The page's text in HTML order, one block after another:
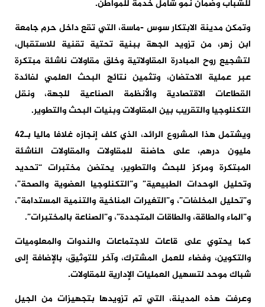
للشباب وضمان نمو شامل خدمة للمواطن.
وتمكن مدينة الابتكار سوس -ماسة، التي تقع داخل حرم جامعة
ابن زهر، من تزويد الجهة ببنية تحتية تقنية للاستقبال،
لتشجيع روح المبادرة المقاولاتية وخلق مقاولات ناشئة مبتكرة
عبر عملية الاحتضان، وتثمين نتائج البحث العلمي لفائدة
القطاعات الاقتصادية والأنظمة الصناعية للجهة، ونقل
التكنلوجيا والتقريب بين المقاولات وبنيات البحث والتطوير.
ويشتمل هذا المشروع الرائد، الذي كلف إنجازه غلافا ماليا بـ42
مليون درهم، على حاضنة للمقاولات والمقاولات الناشئة
المبتكرة ومركز للبحث والتطوير، يحتضن مختبرات “تحديد
وتحليل الوحدات الطبيعية” و”التكنلوجيا العضوية والصحة”،
و”تحليل المخلفات”، و”التغيرات المناخية والتنمية المستدامة”،
و”الماء والطاقة، والطاقات المتجددة”، و”الصناعة بالمختبرات”.
كما يحتوي على قاعات للاجتماعات والندوات والمعلوميات
والتكوين، وفضاء للعمل المشترك، وآخر للتوثيق، بالإضافة إلى
شباك موحد لتسهيل العمليات الإدارية للمقاولات.
وعرفت هذه المدينة، التي تم تزويدها بتجهيزات من الجيل